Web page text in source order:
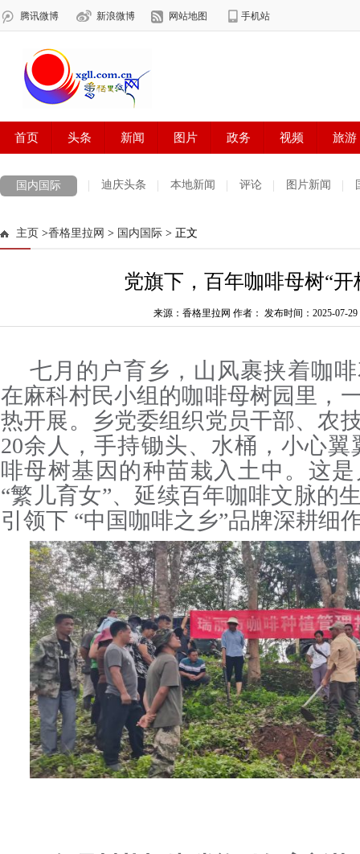
国内国际 迪庆头条 本地新闻 评论 图片新闻
主页 >香格里拉网 > 国内国际 > 正文
党旗下，百年咖啡母树“开
来源：香格里拉网 作者： 发布时间：2025-07-29
七月的户育乡，山风裹挟着咖
在麻科村民小组的咖啡母树园里，
热开展。乡党委组织党员干部、农
20余人，手持锄头、水桶，小心
啡母树基因的种苗栽入土中。这
“繁儿育女”、延续百年咖啡文脉的
引领下 “中国咖啡之乡”品牌深耕细